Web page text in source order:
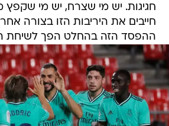
חגיגות. יש מי שצרח, יש מי שקפץ
חייבים את היריבות הזו בצורה
ההפסד הזה בהחלט הפך לשיחת